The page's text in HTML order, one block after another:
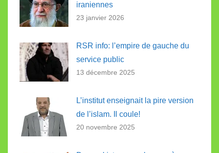
iraniennes
23 janvier 2026
RSR info: l’empire de gauche du
service public
13 décembre 2025
L’institut enseignait la pire version
de l’islam. Il coule!
20 novembre 2025